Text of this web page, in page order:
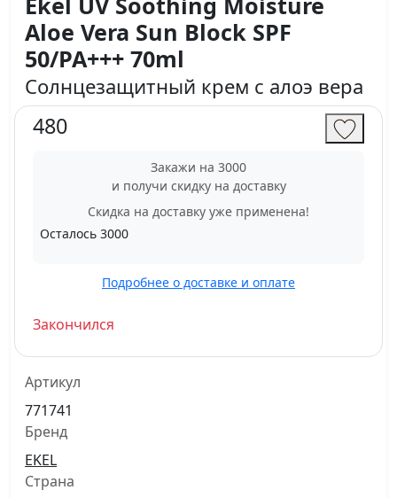
Aloe Vera Sun Block SPF
50/PA+++ 70ml
Солнцезащитный крем с алоэ вера
480
Закажи на 3000
и получи скидку на доставку
Скидка на доставку уже применена!
Осталось 3000
Подробнее о доставке и оплате
Закончился
Артикул
771741
Бренд
EKEL
Страна